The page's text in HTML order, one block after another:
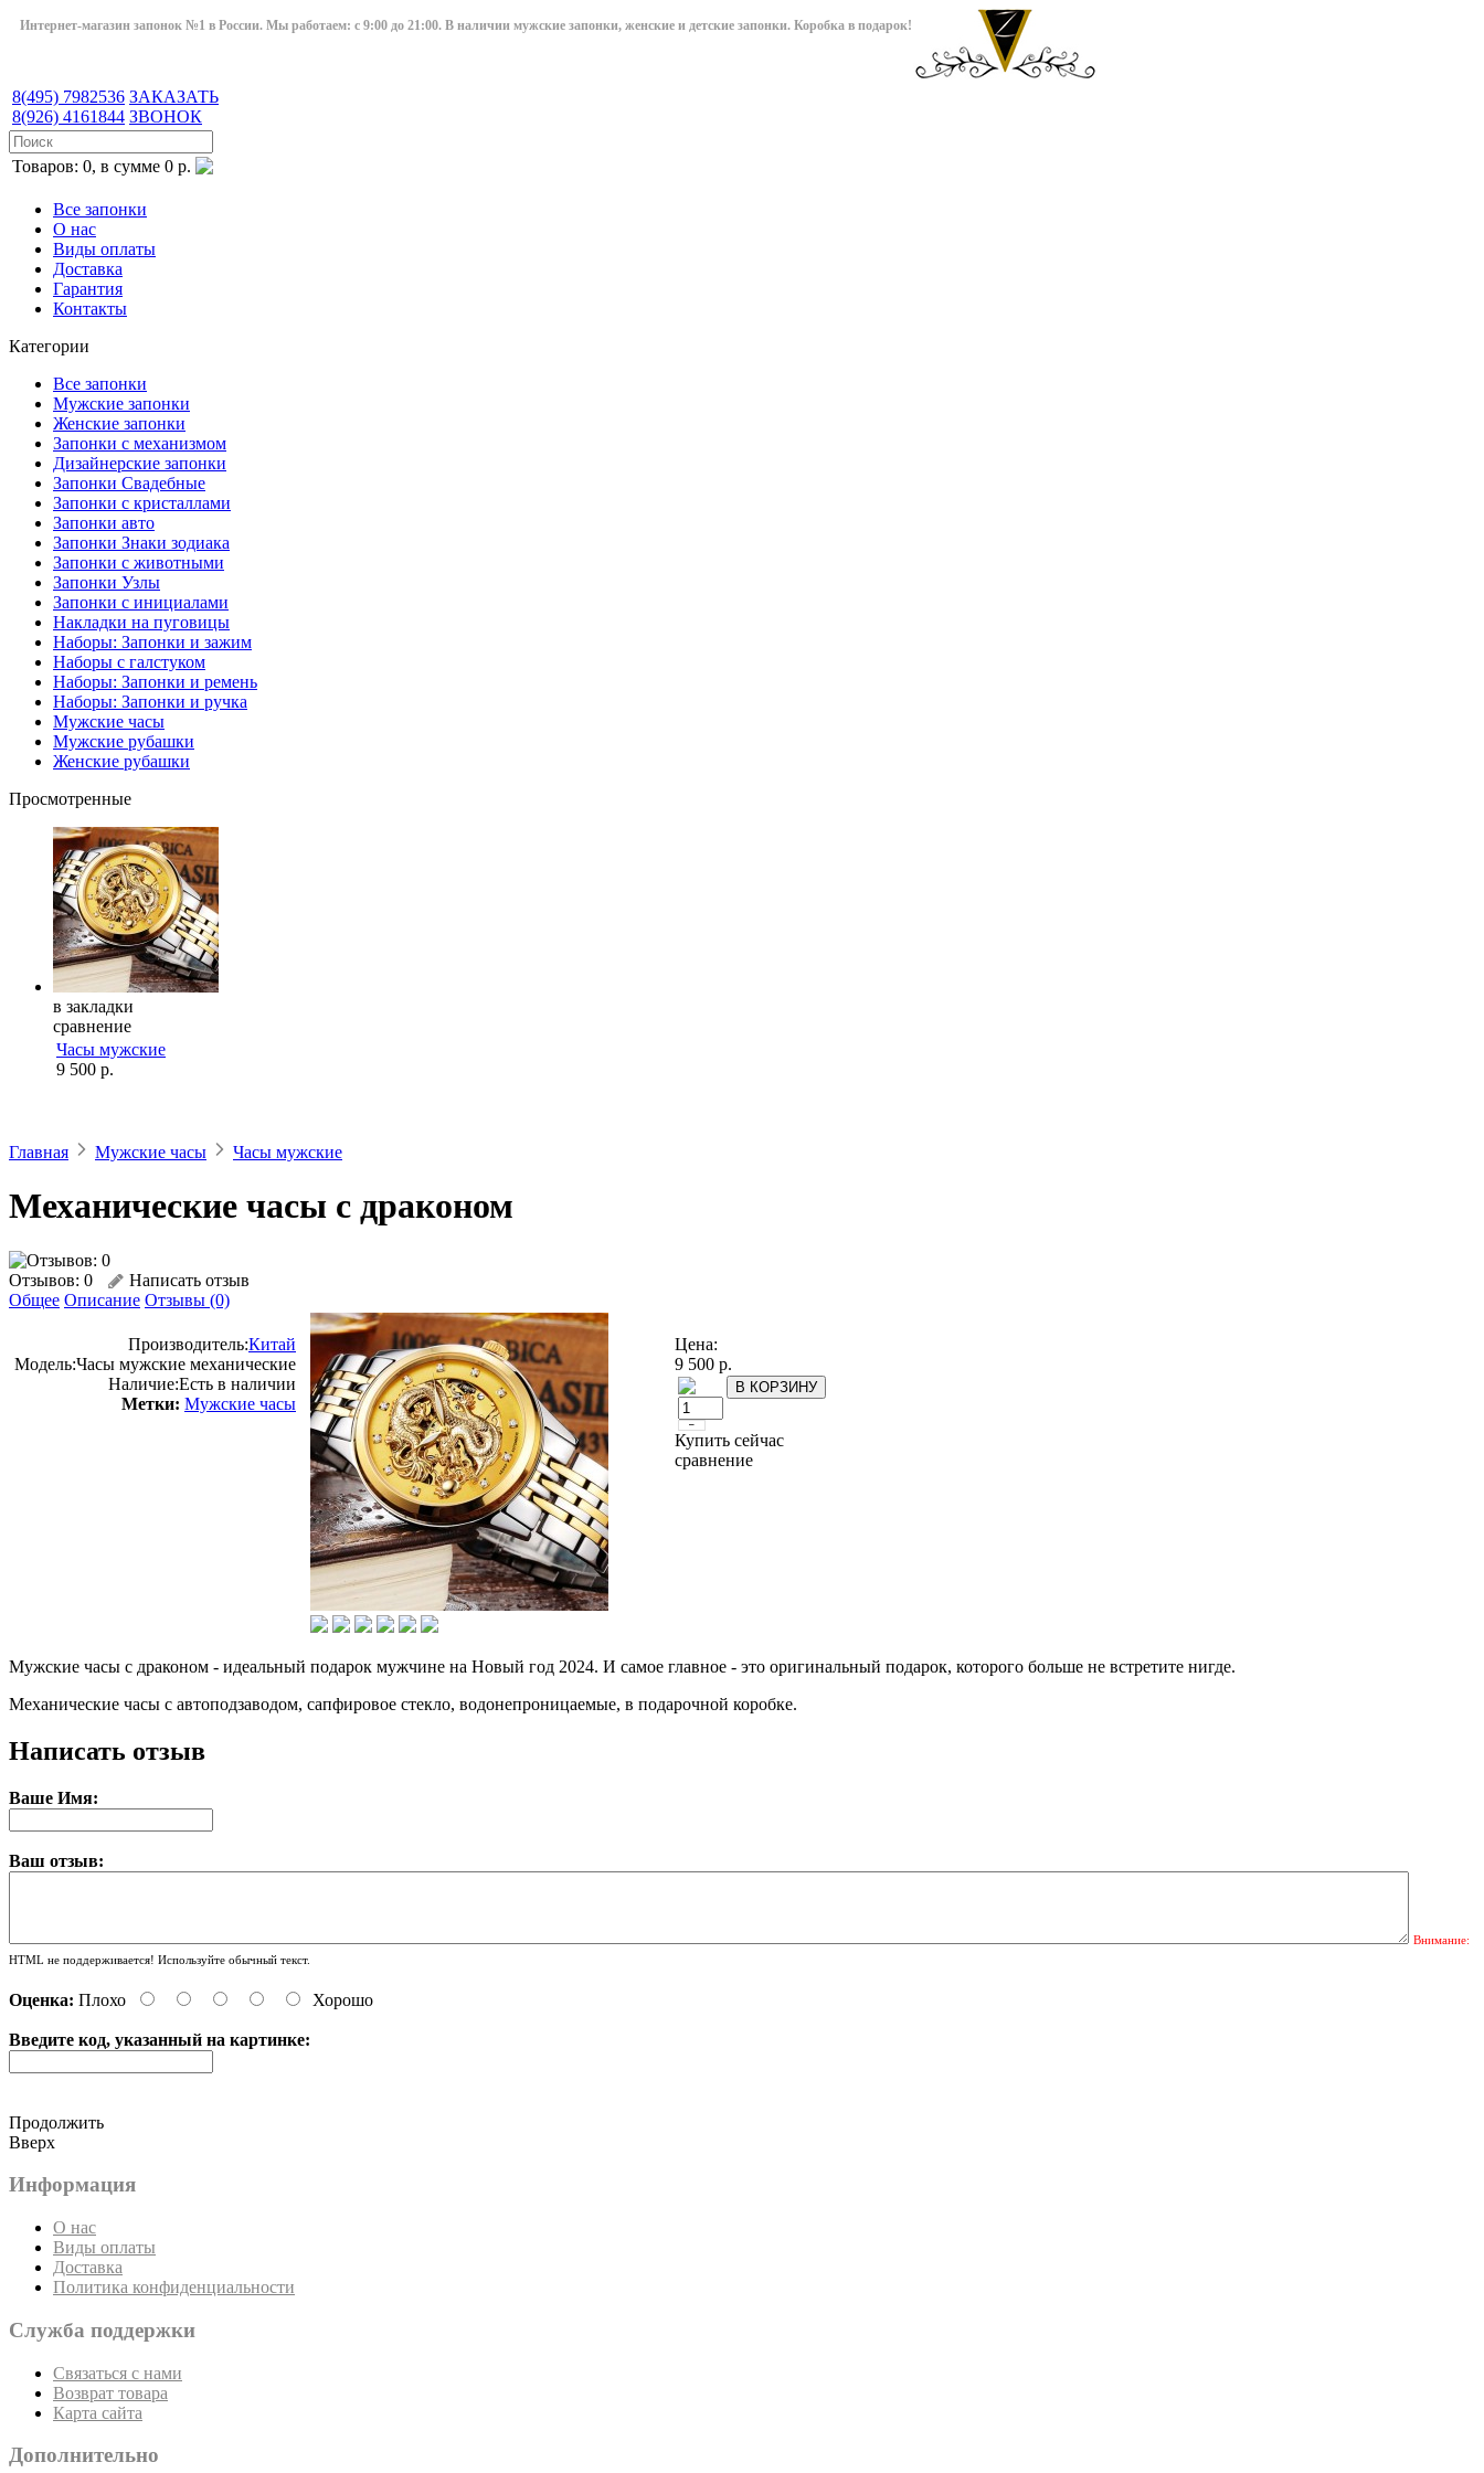
Интернет-магазин запонок №1 в России. Мы работаем: с 9:00 до 21:00. В наличии мужские запонки, женские и детские запонки. Коробка в подарок!
8(495) 7982536
8(926) 4161844
ЗАКАЗАТЬ
ЗВОНОК
Товаров: 0, в сумме 0 р.
Все запонки
О нас
Виды оплаты
Доставка
Гарантия
Контакты
Категории
Все запонки
Мужские запонки
Женские запонки
Запонки с механизмом
Дизайнерские запонки
Запонки Свадебные
Запонки с кристаллами
Запонки авто
Запонки Знаки зодиака
Запонки с животными
Запонки Узлы
Запонки с инициалами
Накладки на пуговицы
Наборы: Запонки и зажим
Наборы с галстуком
Наборы: Запонки и ремень
Наборы: Запонки и ручка
Мужские часы
Мужские рубашки
Женские рубашки
Просмотренные
в закладки
сравнение
Часы мужские
9 500 р.
Главная Мужские часы Часы мужские
Механические часы с драконом
Отзывов: 0
Написать отзыв
Общее Описание Отзывы (0)
Производитель:Китай
Модель:Часы мужские механические
Наличие:Есть в наличии
Метки: Мужские часы
Цена:
9 500 р.
Купить сейчас
сравнение
Мужские часы с драконом - идеальный подарок мужчине на Новый год 2024. И самое главное - это оригинальный подарок, которого больше не встретите нигде.
Механические часы с автоподзаводом, сапфировое стекло, водонепроницаемые, в подарочной коробке.
Написать отзыв
Ваше Имя:
Ваш отзыв:
Внимание:
HTML не поддерживается! Используйте обычный текст.
Оценка: Плохо Хорошо
Введите код, указанный на картинке:
Продолжить
Вверх
Информация
О нас
Виды оплаты
Доставка
Политика конфиденциальности
Служба поддержки
Связаться с нами
Возврат товара
Карта сайта
Дополнительно